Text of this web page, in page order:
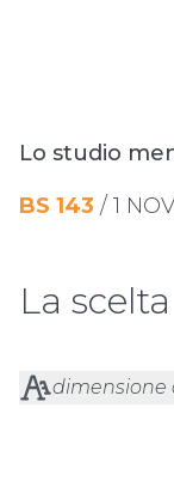
Lo studio
BS 143 / 1
La
dimensione